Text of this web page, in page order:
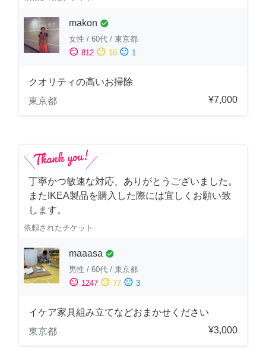
makon check_circle
女性 / 60代 / 東京都
sentiment_satisfied 812 sentiment_neutral 16 sentiment_dissatisfied 1
クオリティの高いお掃除
東京都
¥7,000
丁寧かつ敏速な対応、ありがとうございました。
またIKEA製品を購入した際には宜しくお願い致
します。
依頼されたチケット
maaasa check_circle
男性 / 60代 / 東京都
sentiment_satisfied 1247 sentiment_neutral 77 sentiment_dissatisfied 3
イケア家具組み立てなどおまかせください
東京都
¥3,000